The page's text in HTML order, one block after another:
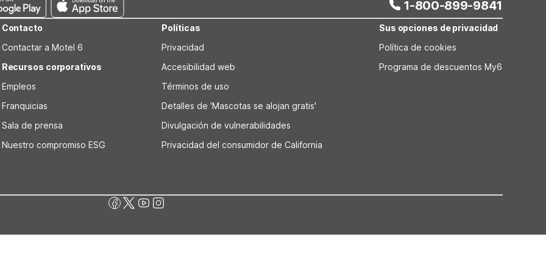
1-800-899-9841
Contacto
Contactar a Motel 6
Recursos corporativos
Empleos
Franquicias
Sala de prensa
Nuestro compromiso ESG
Políticas
Privacidad
Accesibilidad web
Términos de uso
Detalles de 'Mascotas se alojan gratis'
Divulgación de vulnerabilidades
Privacidad del consumidor de California
Sus opciones de privacidad
Política de cookies
Programa de descuentos My6